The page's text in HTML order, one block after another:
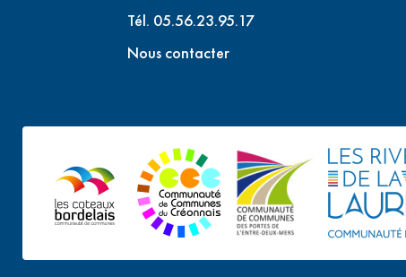
Tél. 05.56.23.95.17
Nous contacter